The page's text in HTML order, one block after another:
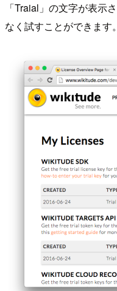
「Traial」の文字が表示
なく試すことができます。